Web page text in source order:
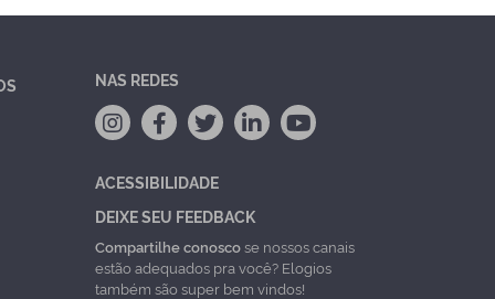
NAS REDES
ACESSIBILIDADE
DEIXE SEU FEEDBACK
Compartilhe conoscose nossos canais
estão adequados pra você? Elogios
também são super bem vindos!